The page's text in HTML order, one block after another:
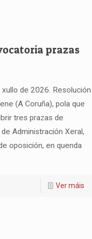
prazas
de 2026. Resolución
(A Coruña), pola que
tres prazas de
Administración Xeral,
oposición, en quenda
Ver máis